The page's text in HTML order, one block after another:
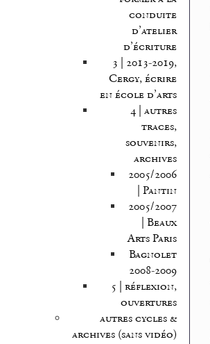
conduite
d’atelier
d’écriture
3 | 2013-2019,
Cergy, écrire
en école d’arts
4 | autres
traces,
souvenirs,
archives
2005/2006
| Pantin
2005/2007
| Beaux
Arts Paris
Bagnolet
2008-2009
5 | réflexion,
ouvertures
autres cycles &
archives (sans vidéo)